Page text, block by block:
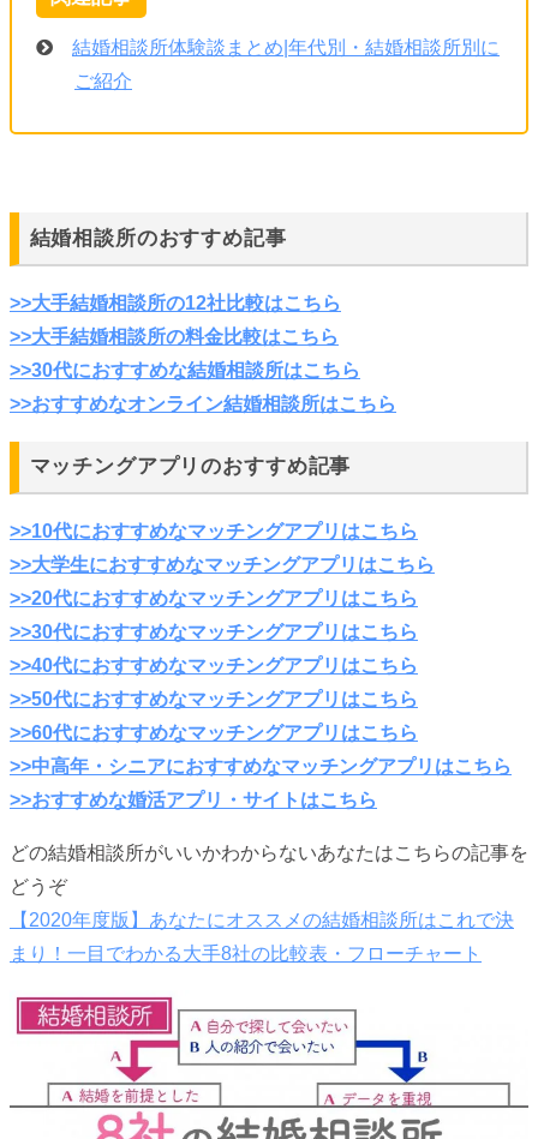
結婚相談所体験談まとめ|年代別・結婚相談所別に
ご紹介
結婚相談所のおすすめ記事
>>大手結婚相談所の12社比較はこちら
>>大手結婚相談所の料金比較はこちら
>>30代におすすめな結婚相談所はこちら
>>おすすめなオンライン結婚相談所はこちら
マッチングアプリのおすすめ記事
>>10代におすすめなマッチングアプリはこちら
>>大学生におすすめなマッチングアプリはこちら
>>20代におすすめなマッチングアプリはこちら
>>30代におすすめなマッチングアプリはこちら
>>40代におすすめなマッチングアプリはこちら
>>50代におすすめなマッチングアプリはこちら
>>60代におすすめなマッチングアプリはこちら
>>中高年・シニアにおすすめなマッチングアプリはこちら
>>おすすめな婚活アプリ・サイトはこちら
どの結婚相談所がいいかわからないあなたはこちらの記事を
どうぞ
【2020年度版】あなたにオススメの結婚相談所はこれで決
まり！一目でわかる大手8社の比較表・フローチャート